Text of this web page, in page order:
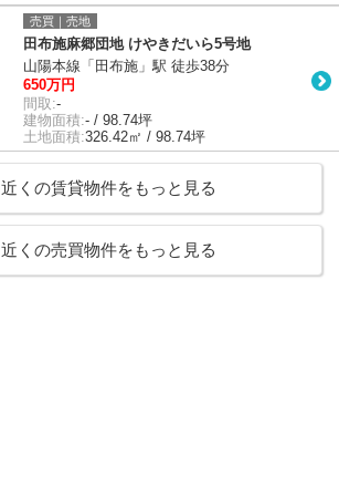
売買｜売地
田布施麻郷団地 けやきだいら5号地
山陽本線「田布施」駅 徒歩38分
650万円
間取:-
建物面積:- / 98.74坪
土地面積:326.42㎡ / 98.74坪
近くの賃貸物件をもっと見る
近くの売買物件をもっと見る